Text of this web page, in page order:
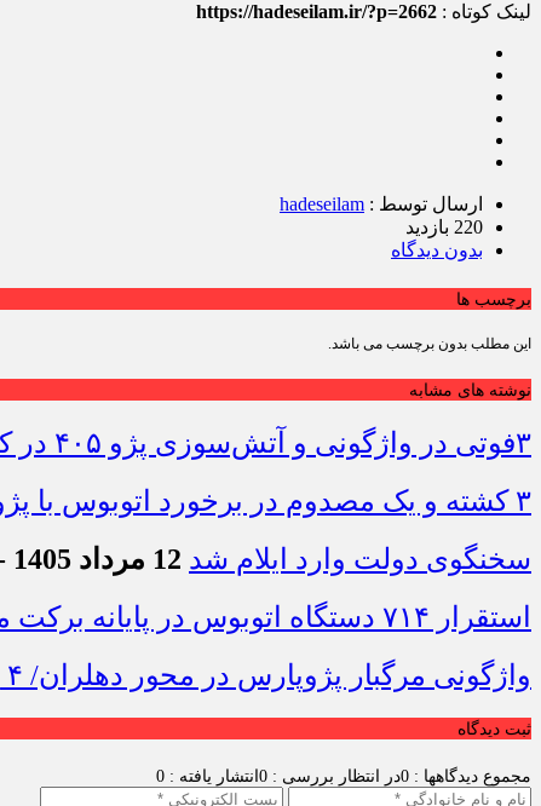
لینک کوتاه : https://hadeseilam.ir/?p=2662
ارسال توسط : hadeseilam
220 بازدید
بدون دیدگاه
برچسب ها
این مطلب بدون برچسب می باشد.
نوشته های مشابه
۳فوتی در واژگونی و آتش‌سوزی پژو ۴۰۵ در کمربندی شرقی ایلام
۳ کشته و یک مصدوم در برخورد اتوبوس با پژو ۴۰۵ در محور دشت‌عباس–دهلران
سخنگوی دولت وارد ایلام شد 12 مرداد 1405 - 7:42
استقرار ۷۱۴ دستگاه اتوبوس در پایانه برکت مهران برای بازگشت زائران اربعین+تصاویر
واژگونی مرگبار پژوپارس در محور دهلران/ ۴ زائر اربعین جان باختند
ثبت دیدگاه
مجموع دیدگاهها : 0 در انتظار بررسی : 0 انتشار یافته : 0